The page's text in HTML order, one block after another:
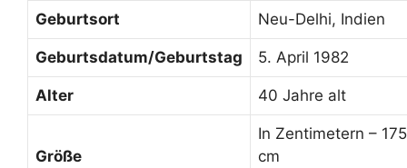
Geburtsort Neu-Delhi, Indien
Geburtsdatum/Geburtstag 5. April 1982
Alter 40 Jahre alt
Größe
In Zentimetern – 175
cm